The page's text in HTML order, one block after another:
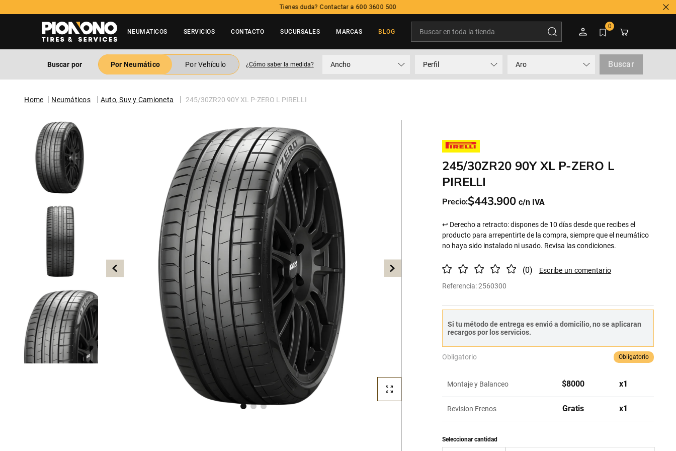
Tienes duda? Contactar a 600 3600 500
NEUMATICOS SERVICIOS CONTACTO SUCURSALES MARCAS BLOG
0
Buscar por Por Neumático Por Vehículo ¿Cómo saber la medida? Ancho Perfil Aro Buscar
Neumáticos Auto, Suv y Camioneta 245/30ZR20 90Y XL P-ZERO L PIRELLI
245/30ZR20 90Y XL P-ZERO L
PIRELLI
Precio:$443.900
↩ Derecho a retracto: dispones de 10 días desde que recibes el
producto para arrepentirte de la compra, siempre que el neumático
no haya sido instalado ni usado. Revisa las condiciones.
(0)
Referencia:2560300
Si tu método de entrega es envió a domicilio, no se aplicaran
recargos por los servicios.
Obligatorio Obligatorio
Montaje y Balanceo $8000 x1
Revision Frenos Gratis x1
TÉRMINOS MÁS BUSCADOS
. neumatico
3. 235
5. 245